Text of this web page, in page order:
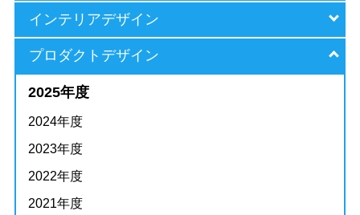
インテリアデザイン
プロダクトデザイン
2025年度
2024年度
2023年度
2022年度
2021年度